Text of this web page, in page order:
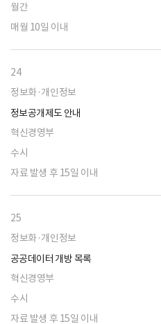
월간
매월 10일 이내
24
정보화·개인정보
정보공개제도 안내
혁신경영부
수시
자료 발생 후 15일 이내
25
정보화·개인정보
공공데이터 개방 목록
혁신경영부
수시
자료 발생 후 15일 이내